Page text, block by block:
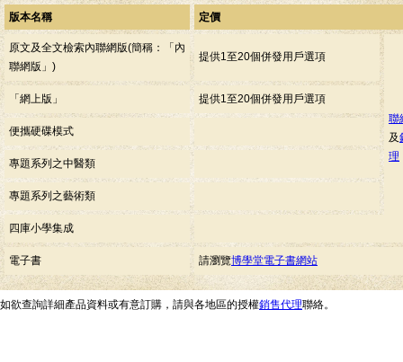
版本名稱 定價
原文及全文檢索內聯網版(簡稱：「內
聯網版」)
提供1至20個併發用戶選項
聯
及
理
「網上版」 提供1至20個併發用戶選項
便攜硬碟模式
專題系列之中醫類
專題系列之藝術類
四庫小學集成
電子書 請瀏覽博學堂電子書網站
如欲查詢詳細產品資料或有意訂購，請與各地區的授權銷售代理聯絡。